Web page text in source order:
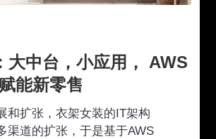
大中台，小应用， AWS
能新零售
和扩张，衣架女装的IT架构
渠道的扩张，于是基于AWS